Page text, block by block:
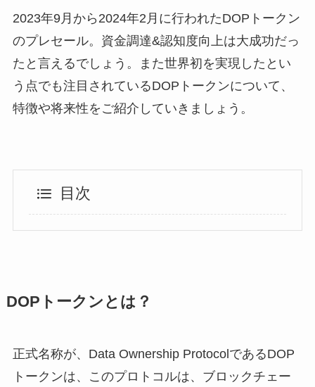
2023年9月から2024年2月に行われたDOPトークン
のプレセール。資金調達&認知度向上は大成功だっ
たと言えるでしょう。また世界初を実現したとい
う点でも注目されているDOPトークンについて、
特徴や将来性をご紹介していきましょう。
目次
DOPトークンとは？
正式名称が、Data Ownership ProtocolであるDOP
トークンは、このプロトコルは、ブロックチェー